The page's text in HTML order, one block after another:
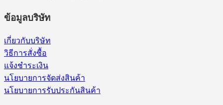
ข้อมูลบริษัท
เกี่ยวกับบริษัท
วิธีการสั่งซื้อ
แจ้งชำระเงิน
นโยบายการจัดส่งสินค้า
นโยบายการรับประกันสินค้า